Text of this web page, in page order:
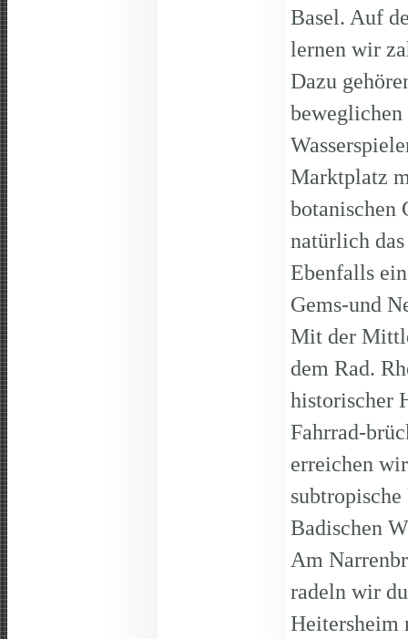
Basel. Auf
lernen wir
Dazu
Marktplatz
botanischen
natürlich
Ebenfalls
Gems-und
Mit der
dem Rad.
historischer
Fahrrad-
erreichen
Badischen
Am
radeln wir